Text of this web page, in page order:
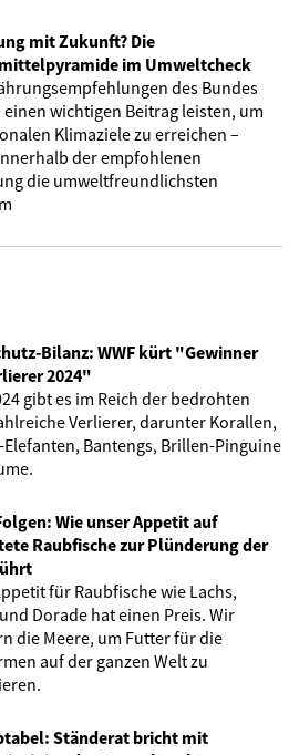
mit Zukunft? Die
im Umweltcheck
des Bundes
wichtigen Beitrag leisten, um
Klimaziele zu erreichen –
der empfohlenen
die umweltfreundlichsten
Bilanz: WWF kürt "Gewinner
2024"
gibt es im Reich der bedrohten
Verlierer, darunter Korallen,
Bantengs, Brillen-Pinguine
Wie unser Appetit auf
Raubfische zur Plünderung der
für Raubfische wie Lachs,
Dorade hat einen Preis. Wir
die Meere, um Futter für die
auf der ganzen Welt zu
Ständerat bricht mit